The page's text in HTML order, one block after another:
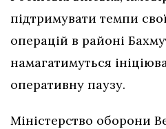
підтримувати темпи
операцій в районі
намагатимуться
оперативну паузу.
Міністерство оборони